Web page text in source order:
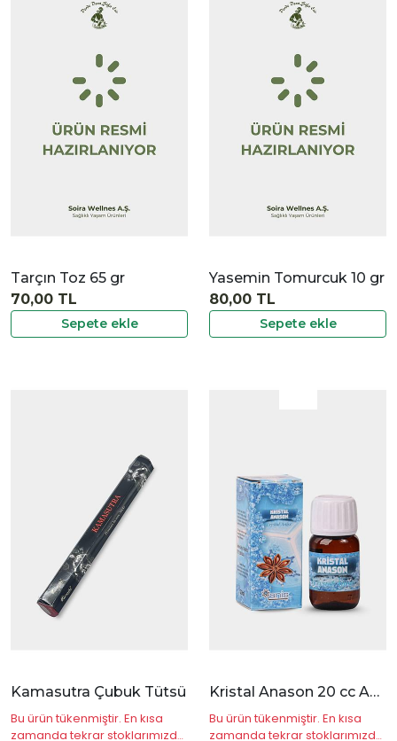
Tarçın Toz 65 gr
Sepete ekle
70,00 TL
Yasemin Tomurcuk 10 gr
Sepete ekle
80,00 TL
Kamasutra Çubuk Tütsü
Bu ürün tükenmiştir. En kısa
zamanda tekrar stoklarımızda
Kristal Anason 20 cc Anis
Bu ürün tükenmiştir. En kısa
zamanda tekrar stoklarımızda